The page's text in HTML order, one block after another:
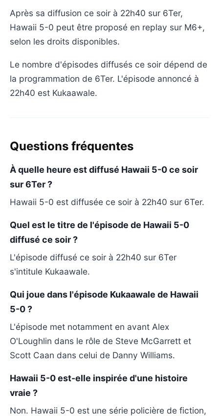
Après sa diffusion ce soir à 22h40 sur 6Ter,
Hawaii 5-0 peut être proposé en replay sur M6+,
selon les droits disponibles.
Le nombre d'épisodes diffusés ce soir dépend de
la programmation de 6Ter. L'épisode annoncé à
22h40 est Kukaawale.
Questions fréquentes
À quelle heure est diffusé Hawaii 5-0 ce soir
sur 6Ter ?
Hawaii 5-0 est diffusée ce soir à 22h40 sur 6Ter.
Quel est le titre de l'épisode de Hawaii 5-0
diffusé ce soir ?
L'épisode diffusé ce soir à 22h40 sur 6Ter
s'intitule Kukaawale.
Qui joue dans l'épisode Kukaawale de Hawaii
5-0 ?
L'épisode met notamment en avant Alex
O'Loughlin dans le rôle de Steve McGarrett et
Scott Caan dans celui de Danny Williams.
Hawaii 5-0 est-elle inspirée d'une histoire
vraie ?
Non. Hawaii 5-0 est une série policière de fiction,